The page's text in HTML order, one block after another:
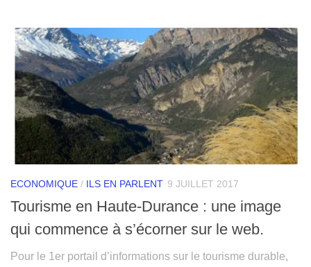
ECONOMIQUE / ILS EN PARLENT 9 JUILLET 2017
Tourisme en Haute-Durance : une image
qui commence à s’écorner sur le web.
Pour le 1er portail d’informations sur le tourisme durable,